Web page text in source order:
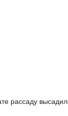
рассаду